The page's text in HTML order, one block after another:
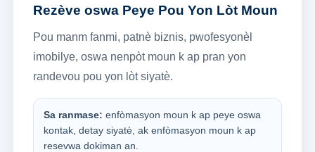
Rezève oswa Peye Pou Yon Lòt Moun
Pou manm fanmi, patnè biznis, pwofesyonèl
imobilye, oswa nenpòt moun k ap pran yon
randevou pou yon lòt siyatè.
Sa ranmase: enfòmasyon moun k ap peye oswa
kontak, detay siyatè, ak enfòmasyon moun k ap
resevwa dokiman an.